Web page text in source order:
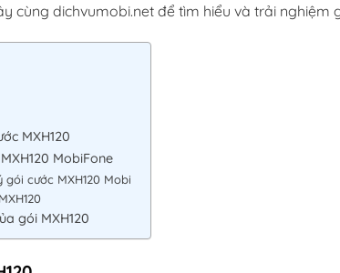
cùng dichvumobi.net để tìm hiểu và trải nghiệm
MXH120
MobiFone
cước MXH120 Mobi
gói MXH120